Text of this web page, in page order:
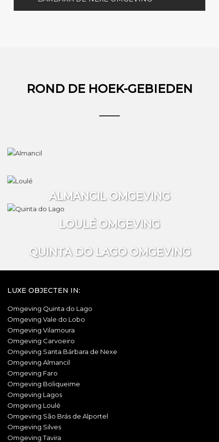
ROND DE HOEK-GEBIEDEN
ALMANCIL OMGEVING
LOULÉ OMGEVING
QUINTA DO LAGO OMGEVING
LUXE OBJECTEN IN:
Omgeving Quinta do Lago
Omgeving Vale do Lobo
Omgeving Vilamoura
Omgeving Carvoeiro
Omgeving Santa Bárbara de Nexe
Omgeving Almancil
Omgeving Faro
Omgeving Boliqueime
Omgeving Lagos
Omgeving Loulé
Omgeving São Brás de Alportel
Omgeving Silves
Omgeving Tavira